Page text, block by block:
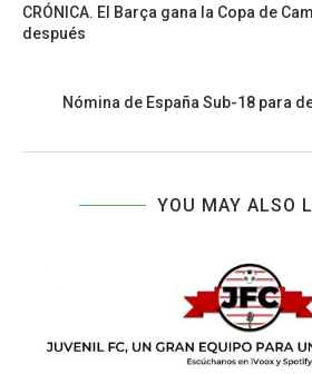
CRÓNICA. El Barça gana la Copa de
después
Nómina de España Sub-18 para
YOU MAY ALSO